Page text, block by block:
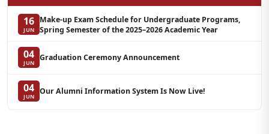
16
JUN
Make-up Exam Schedule for Undergraduate Programs,
Spring Semester of the 2025–2026 Academic Year
04
JUN
Graduation Ceremony Announcement
04
JUN
Our Alumni Information System Is Now Live!